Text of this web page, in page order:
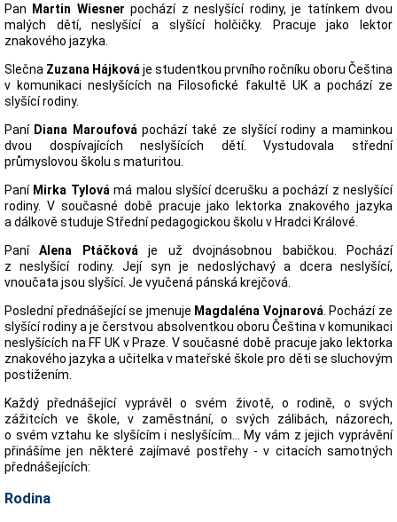
Pan
Martin Wiesnerpochází z neslyšící rodiny, je tatínkem dvou
malých dětí, neslyšící a slyšící holčičky. Pracuje jako lektor
znakového jazyka.
Slečna Zuzana Hájková je studentkou prvního ročníku oboru Čeština
v komunikaci neslyšících na Filosofické fakultě UK a pochází ze
slyšící rodiny.
Paní Diana Maroufovápochází také ze slyšící rodiny a maminkou
dvou dospívajících neslyšících dětí. Vystudovala střední
průmyslovou školu s maturitou.
Paní Mirka Tylovámá malou slyšící dcerušku a pochází z neslyšící
rodiny. V současné době pracuje jako lektorka znakového jazyka
a dálkově studuje Střední pedagogickou školu v Hradci Králové.
PaníAlena Ptáčkováje už dvojnásobnou babičkou. Pochází
z neslyšící rodiny. Její syn je nedoslýchavý a dcera neslyšící,
vnoučata jsou slyšící. Je vyučená pánská krejčová.
Poslední přednášející se jmenuje Magdaléna Vojnarová . Pochází ze
slyšící rodiny a je čerstvou absolventkou oboru Čeština v komunikaci
neslyšících na FF UK v Praze. V současné době pracuje jako lektorka
znakového jazyka a učitelka v mateřské škole pro děti se sluchovým
postižením.
Každý přednášející vyprávěl o svém životě, o rodině, o svých
zážitcích ve škole, v zaměstnání, o svých zálibách, názorech,
o svém vztahu ke slyšícím i neslyšícím... My vám z jejich vyprávění
přinášíme jen některé zajímavé postřehy - v citacích samotných
přednášejících:
Rodina